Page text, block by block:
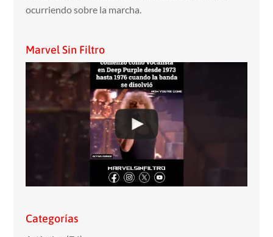
ocurriendo sobre la marcha.
Marvel Sin Filtro
Categorías